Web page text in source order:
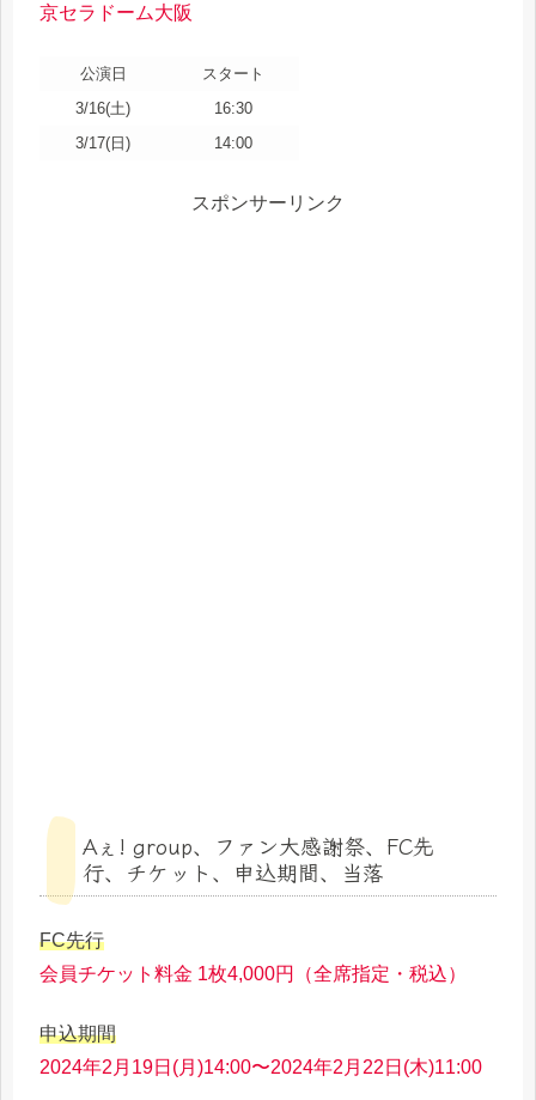
京セラドーム大阪
公演日
スタート
3/16(土)
16:30
3/17(日)
14:00
スポンサーリンク
Aぇ! group、ファン大感謝祭、FC先
行、チケット、申込期間、当落
FC先行
会員チケット料金 1枚4,000円（全席指定・税込）
申込期間
2024年2月19日(月)14:00〜2024年2月22日(木)11:00